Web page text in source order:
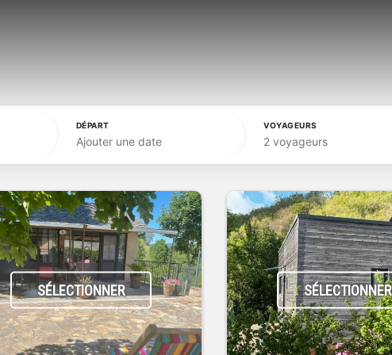
DÉPART
Ajouter une date
VOYAGEURS
2 voyageurs
SÉLECTIONNER SÉLECTIONNER